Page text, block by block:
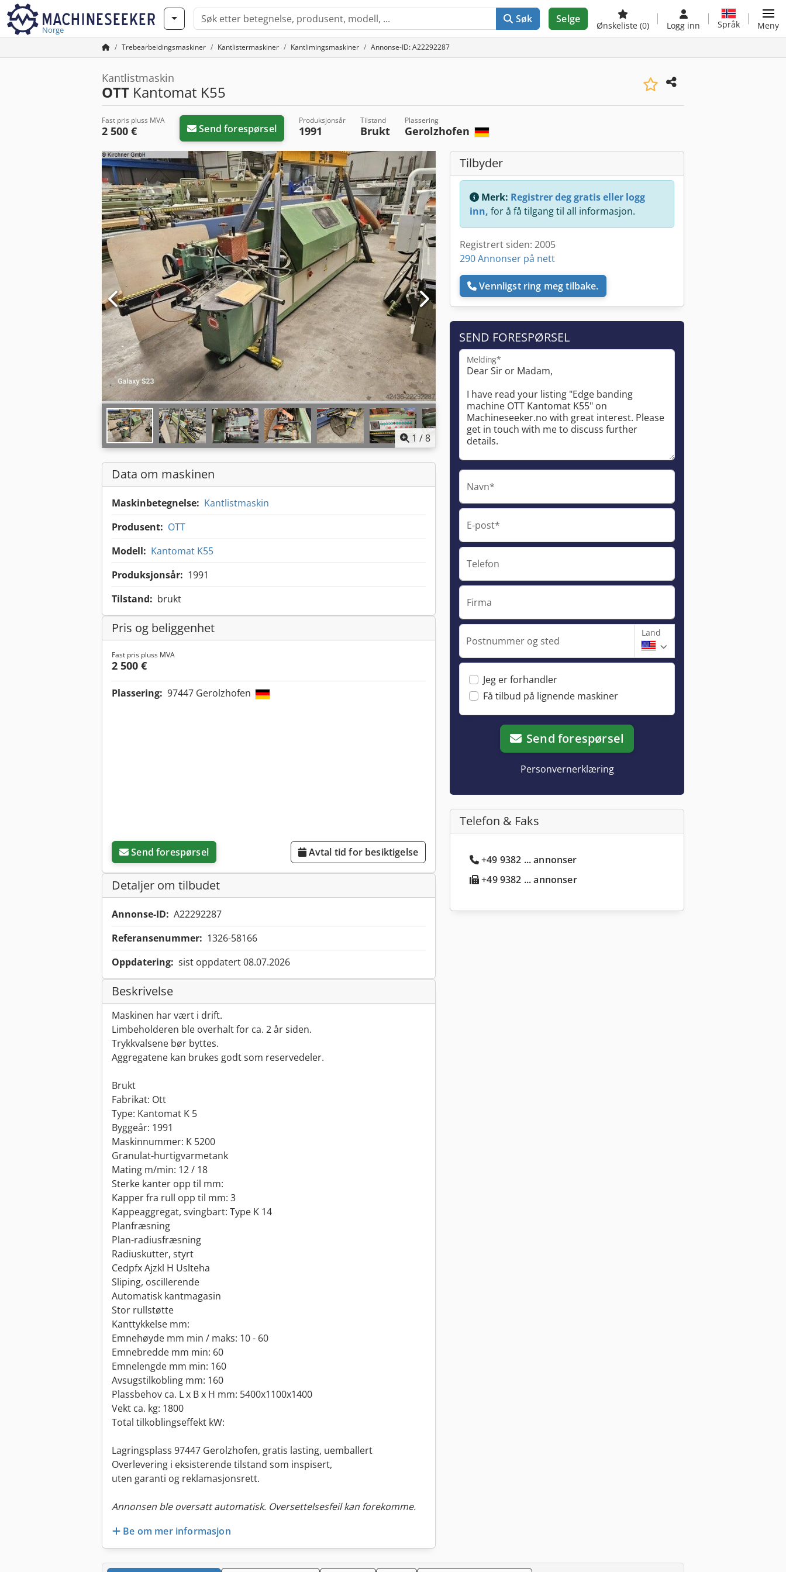
Norge
Søk Selge
Ønskeliste (0) Logg inn Språk Meny
Trebearbeidingsmaskiner Kantlistermaskiner Kantlimingsmaskiner Annonse-ID: A22292287
Kantlistmaskin
OTT Kantomat K55
Fast pris pluss MVA
2 500 € Send forespørsel
Produksjonsår
1991
Tilstand
Brukt
Plassering
Gerolzhofen
1 /8
Data om maskinen
Maskinbetegnelse: Kantlistmaskin
Produsent: OTT
Modell: Kantomat K55
Produksjonsår: 1991
Tilstand: brukt
Pris og beliggenhet
Fast pris pluss MVA
2 500 €
Plassering: 97447 Gerolzhofen
Send forespørsel Avtal tid for besiktigelse
Detaljer om tilbudet
Annonse-ID: A22292287
Referansenummer: 1326-58166
Oppdatering: sist oppdatert 08.07.2026
Beskrivelse
Maskinen har vært i drift.
Limbeholderen ble overhalt for ca. 2 år siden.
Trykkvalsene bør byttes.
Aggregatene kan brukes godt som reservedeler.
Brukt
Fabrikat: Ott
Type: Kantomat K 5
Byggeår: 1991
Maskinnummer: K 5200
Granulat-hurtigvarmetank
Mating m/min: 12 / 18
Sterke kanter opp til mm:
Kapper fra rull opp til mm: 3
Kappeaggregat, svingbart: Type K 14
Planfræsning
Plan-radiusfræsning
Radiuskutter, styrt
Cedpfx Ajzkl H Uslteha
Sliping, oscillerende
Automatisk kantmagasin
Stor rullstøtte
Kanttykkelse mm:
Emnehøyde mm min / maks: 10 - 60
Emnebredde mm min: 60
Emnelengde mm min: 160
Avsugstilkobling mm: 160
Plassbehov ca. L x B x H mm: 5400x1100x1400
Vekt ca. kg: 1800
Total tilkoblingseffekt kW:
Lagringsplass 97447 Gerolzhofen, gratis lasting, uemballert
Overlevering i eksisterende tilstand som inspisert,
uten garanti og reklamasjonsrett.
Annonsen ble oversatt automatisk. Oversettelsesfeil kan forekomme.
Be om mer informasjon
Tilbyder
Merk: Registrer deg gratis eller logg
inn, for å få tilgang til all informasjon.
Registrert siden: 2005
290 Annonser på nett
Vennligst ring meg tilbake.
SEND FORESPØRSEL
Melding*
Navn*
E-post*
Telefon
Firma
Postnummer og sted
Land
Jeg er forhandler
Få tilbud på lignende maskiner
Send forespørsel
Personvernerklæring
Telefon & Faks
+49 9382 ... annonser
+49 9382 ... annonser